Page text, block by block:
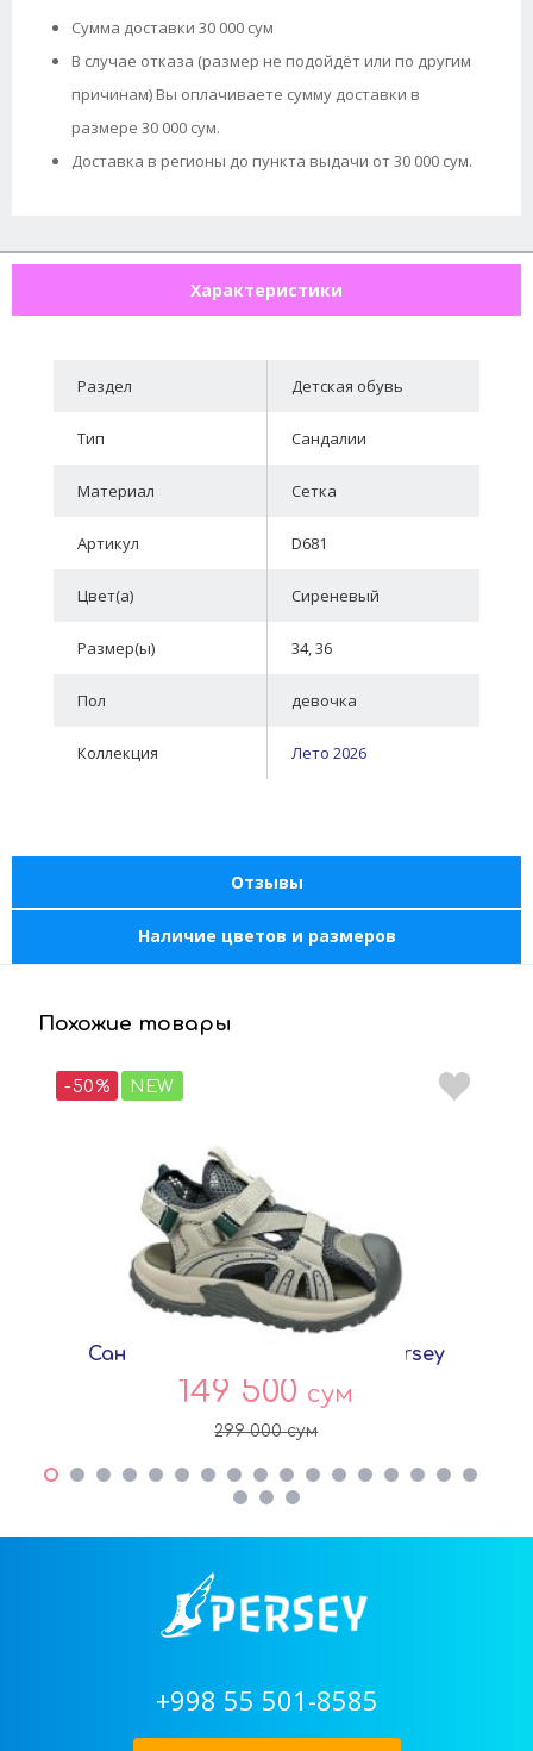
Сумма доставки 30 000 сум
В случае отказа (размер не подойдёт или по другим
причинам) Вы оплачиваете сумму доставки в
размере 30 000 сум.
Доставка в регионы до пункта выдачи от 30 000 сум.
Характеристики
Раздел Детская обувь
Тип Сандалии
Материал Сетка
Артикул D681
Цвет(а) Сиреневый
Размер(ы) 34, 36
Пол девочка
Коллекция Лето 2026
Отзывы
Наличие цветов и размеров
Похожие товары
-50% NEW
Сандалии Хаки Сетка T8818 Persey
149 500 сум
299 000сум
+998 55 501-8585